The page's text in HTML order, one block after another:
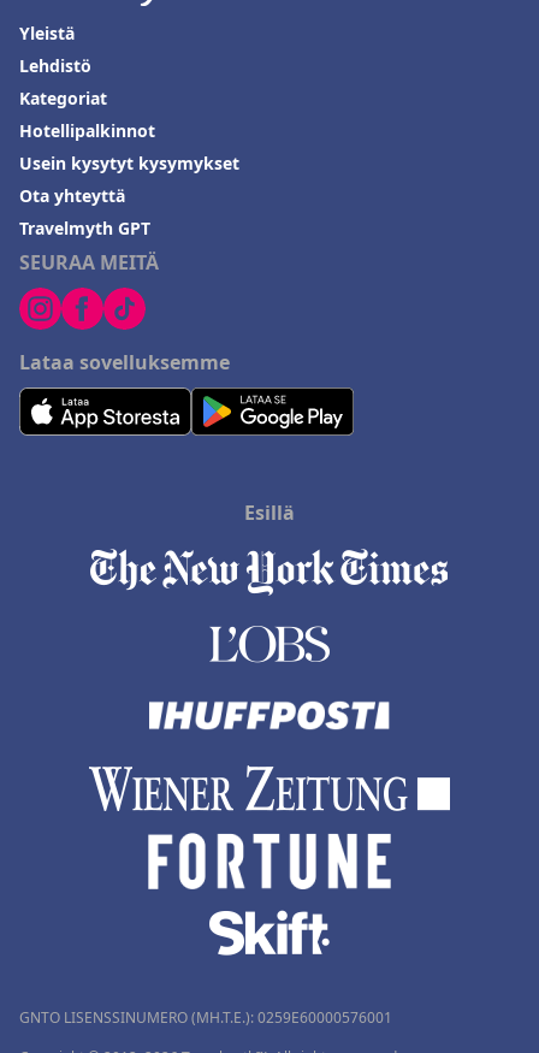
SEURAA MEITÄ
Lataa sovelluksemme
Yleistä
Lehdistö
Kategoriat
Hotellipalkinnot
Usein kysytyt kysymykset
Ota yhteyttä
Travelmyth GPT
Esillä
GNTO LISENSSINUMERO (MH.T.E.): 0259Ε60000576001